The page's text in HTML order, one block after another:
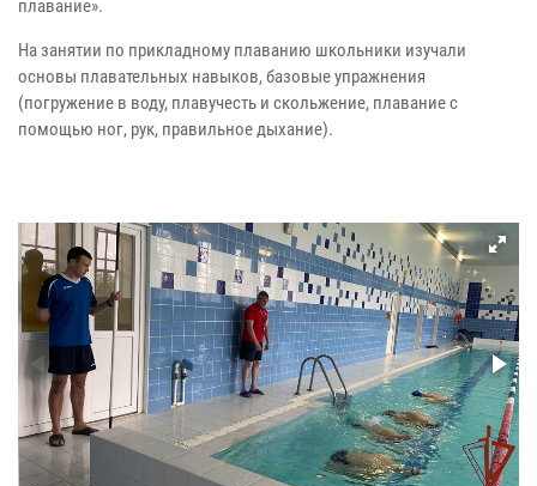
плавание».
На занятии по прикладному плаванию школьники изучали
основы плавательных навыков, базовые упражнения
(погружение в воду, плавучесть и скольжение, плавание с
помощью ног, рук, правильное дыхание).